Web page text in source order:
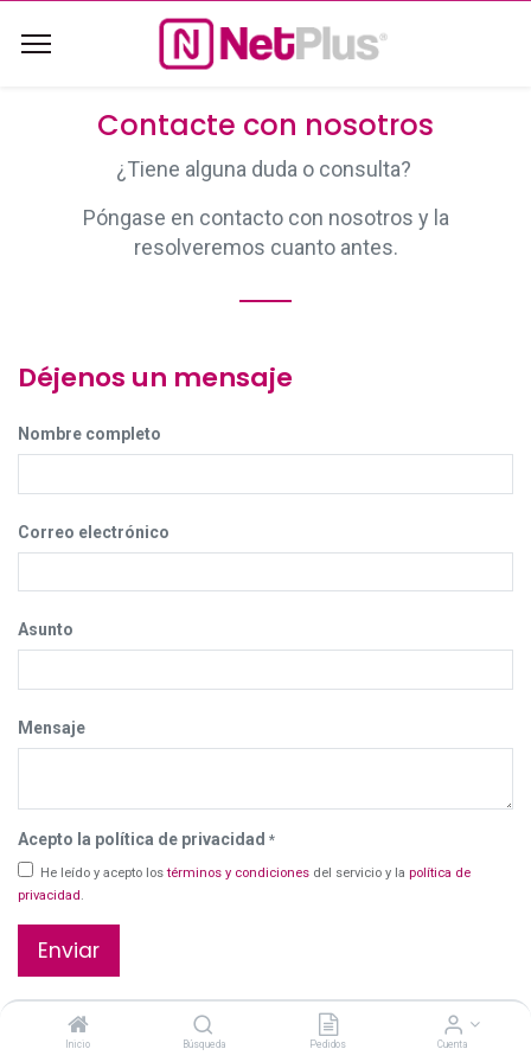
Inicio Búsqueda Pedidos Cuenta
Contacte con nosotros
¿Tiene alguna duda o consulta?
Póngase en contacto con nosotros y la
resolveremos cuanto antes.
Déjenos un mensaje
Nombre completo
Correo electrónico
Asunto
Mensaje
Acepto la política de privacidad *
He leído y acepto lostérminos y condiciones del servicio y la política de
privacidad.
Enviar
Protected by reCAPTCHA,Política de privacidad yTérminos del servicio